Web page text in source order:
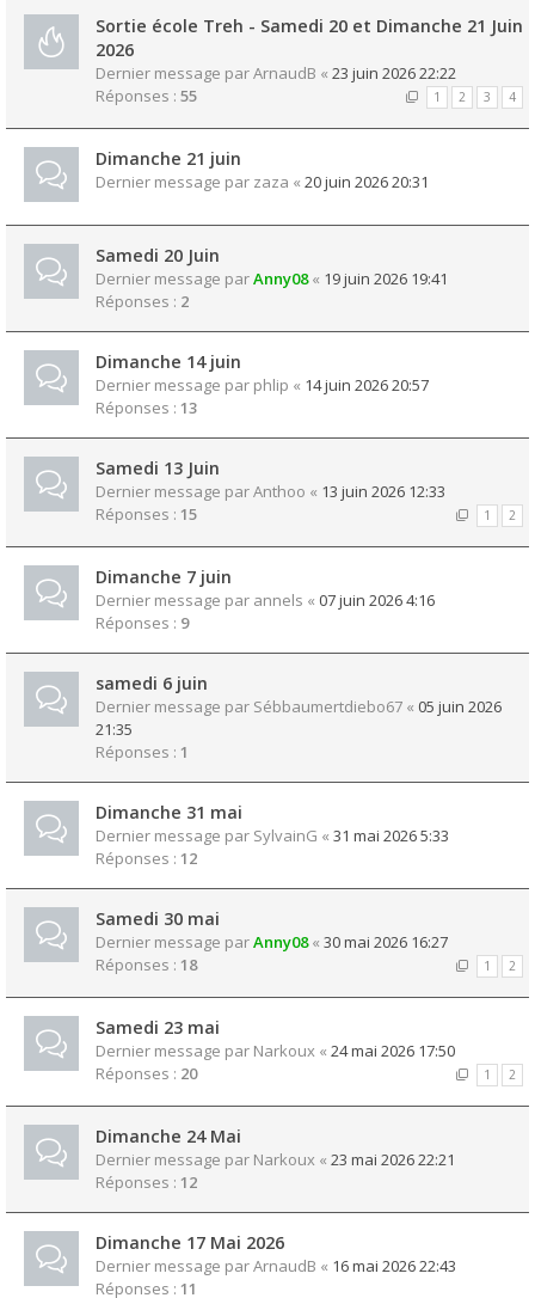
Sortie école Treh - Samedi 20 et Dimanche 21 Juin
2026
Dernier message parArnaudB « 23 juin 2026 22:22
Réponses : 55 1 2 3 4
Dimanche 21 juin
Dernier message par zaza « 20 juin 2026 20:31
Samedi 20 Juin
Dernier message parAnny08« 19 juin 2026 19:41
Réponses : 2
Dimanche 14 juin
Dernier message par phlip « 14 juin 2026 20:57
Réponses : 13
Samedi 13 Juin
Dernier message parAnthoo « 13 juin 2026 12:33
Réponses : 15 1 2
Dimanche 7 juin
Dernier message par annels « 07 juin 2026 4:16
Réponses : 9
samedi 6 juin
Dernier message par Sébbaumertdiebo67 « 05 juin 2026
21:35
Réponses : 1
Dimanche 31 mai
Dernier message par SylvainG « 31 mai 2026 5:33
Réponses : 12
Samedi 30 mai
Dernier message parAnny08« 30 mai 2026 16:27
Réponses : 18 1 2
Samedi 23 mai
Dernier message par Narkoux « 24 mai 2026 17:50
Réponses : 20 1 2
Dimanche 24 Mai
Dernier message par Narkoux « 23 mai 2026 22:21
Réponses : 12
Dimanche 17 Mai 2026
Dernier message parArnaudB « 16 mai 2026 22:43
Réponses : 11